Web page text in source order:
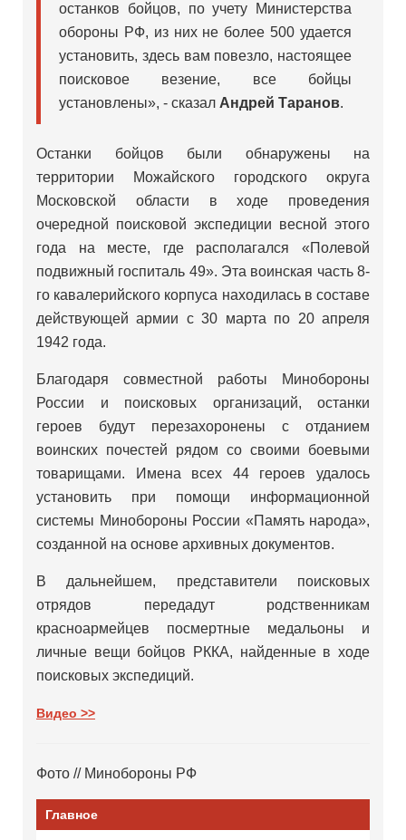
останков бойцов, по учету Министерства
обороны РФ, из них не более 500 удается
установить, здесь вам повезло, настоящее
поисковое везение, все бойцы
установлены», - сказал Андрей Таранов.
Останки бойцов были обнаружены на
территории Можайского городского округа
Московской области в ходе проведения
очередной поисковой экспедиции весной этого
года на месте, где располагался «Полевой
подвижный госпиталь 49». Эта воинская часть 8-
го кавалерийского корпуса находилась в составе
действующей армии с 30 марта по 20 апреля
1942 года.
Благодаря совместной работы Минобороны
России и поисковых организаций, останки
героев будут перезахоронены с отданием
воинских почестей рядом со своими боевыми
товарищами. Имена всех 44 героев удалось
установить при помощи информационной
системы Минобороны России «Память народа»,
созданной на основе архивных документов.
В дальнейшем, представители поисковых
отрядов передадут родственникам
красноармейцев посмертные медальоны и
личные вещи бойцов РККА, найденные в ходе
поисковых экспедиций.
Видео >>
Фото // Минобороны РФ
Главное